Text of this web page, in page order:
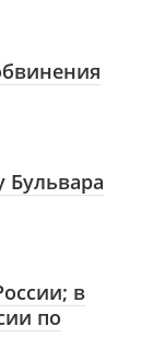
Бульвара
в
по